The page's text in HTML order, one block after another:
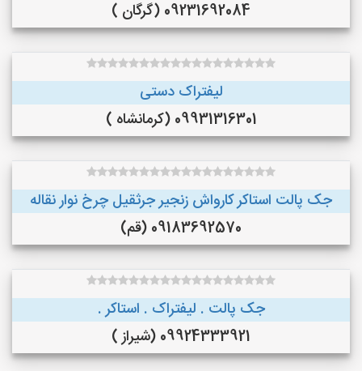
09231692084 (گرگان )
لیفتراک دستی
09931316301 (کرمانشاه )
جک پالت استاکر کارواش زنجیر جرثقیل چرخ نوار نقاله
09183692570 (قم)
جک پالت . لیفتراک . استاکر .
09924333921 (شیراز )